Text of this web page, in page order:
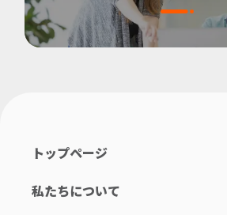
トップページ
私たちについて